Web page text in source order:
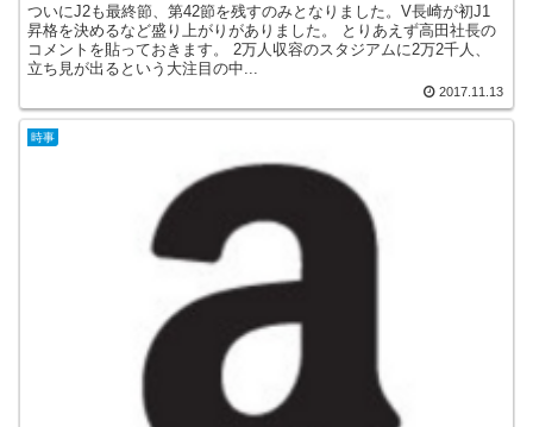
ついにJ2も最終節、第42節を残すのみとなりました。V長崎が初J1
昇格を決めるなど盛り上がりがありました。 とりあえず高田社長の
コメントを貼っておきます。 2万人収容のスタジアムに2万2千人、
立ち見が出るという大注目の中...
2017.11.13
時事